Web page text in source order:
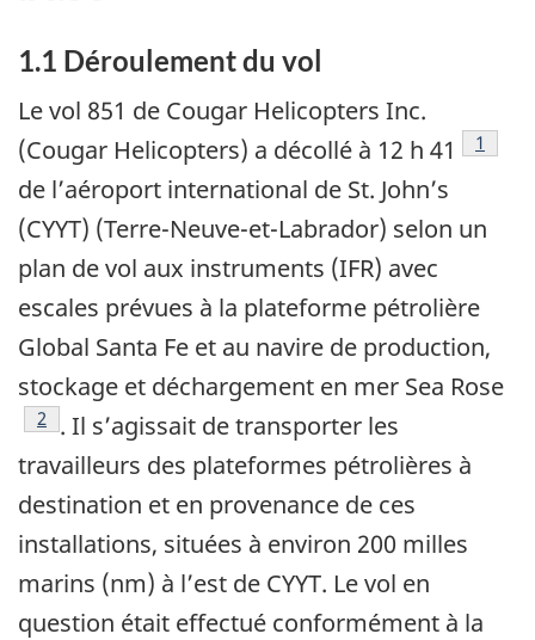
1.1 Déroulement du vol
Le vol 851 de Cougar Helicopters Inc.
(Cougar Helicopters) a décollé à 12 h 41
1
de l’aéroport international de St. John’s
(CYYT) (Terre-Neuve-et-Labrador) selon un
plan de vol aux instruments (IFR) avec
escales prévues à la plateforme pétrolière
Global Santa Fe et au navire de production,
stockage et déchargement en mer Sea Rose
Footnote
2 . Il s’agissait de transporter les
travailleurs des plateformes pétrolières à
destination et en provenance de ces
installations, situées à environ 200 milles
marins (nm) à l’est de CYYT. Le vol en
question était effectué conformément à la